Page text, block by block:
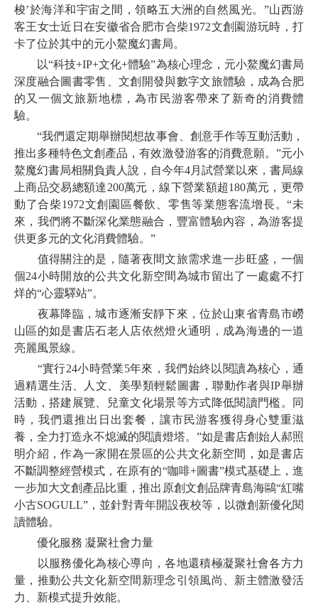
梭’於海洋和宇宙之間，領略五大洲的自然風光。”山西游
客王女士近日在安徽省合肥市合柴1972文創園游玩時，打
卡了位於其中的元小鰲魔幻書局。
以“科技+IP+文化+體驗”為核心理念，元小鰲魔幻書局
深度融合圖書零售、文創開發與數字文旅體驗，成為合肥
的又一個文旅新地標，為市民游客帶來了新奇的消費體
驗。
“我們還定期舉辦閱想故事會、創意手作等互動活動，
推出多種特色文創產品，有效激發游客的消費意願。”元小
鰲魔幻書局相關負責人說，自今年4月試營業以來，書局線
上商品交易總額達200萬元，線下營業額超180萬元，更帶
動了合柴1972文創園區餐飲、零售等業態客流增長。“未
來，我們將不斷深化業態融合，豐富體驗內容，為游客提
供更多元的文化消費體驗。”
值得關注的是，隨著夜間文旅需求進一步旺盛，一個
個24小時開放的公共文化新空間為城市留出了一處處不打
烊的“心靈驛站”。
夜幕降臨，城市逐漸安靜下來，位於山東省青島市嶗
山區的如是書店石老人店依然燈火通明，成為海邊的一道
亮麗風景線。
“實行24小時營業5年來，我們始終以閱讀為核心，通
過精選生活、人文、美學類輕鬆圖書，聯動作者與IP舉辦
活動，搭建展覽、兒童文化場景等方式降低閱讀門檻。同
時，我們還推出日出套餐，讓市民游客獲得身心雙重滋
養，全力打造永不熄滅的閱讀燈塔。”如是書店創始人郝照
明介紹，作為一家開在景區的公共文化新空間，如是書店
不斷調整經營模式，在原有的“咖啡+圖書”模式基礎上，進
一步加大文創產品比重，推出原創文創品牌青島海鷗“紅嘴
小古SOGULL”，並針對青年開設夜校等，以微創新優化閱
讀體驗。
優化服務 凝聚社會力量
以服務優化為核心導向，各地還積極凝聚社會各方力
量，推動公共文化新空間新理念引領風尚、新主體激發活
力、新模式提升效能。